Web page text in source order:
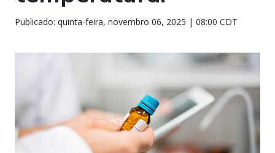
Publicado: quinta-feira, novembro 06, 2025 | 08:00 CDT